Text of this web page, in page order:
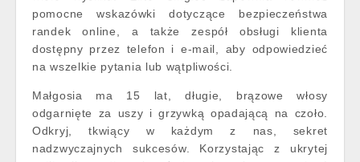
pomocne wskazówki dotyczące bezpieczeństwa
randek online, a także zespół obsługi klienta
dostępny przez telefon i e-mail, aby odpowiedzieć
na wszelkie pytania lub wątpliwości.
Małgosia ma 15 lat, długie, brązowe włosy
odgarnięte za uszy i grzywką opadającą na czoło.
Odkryj, tkwiący w każdym z nas, sekret
nadzwyczajnych sukcesów. Korzystając z ukrytej